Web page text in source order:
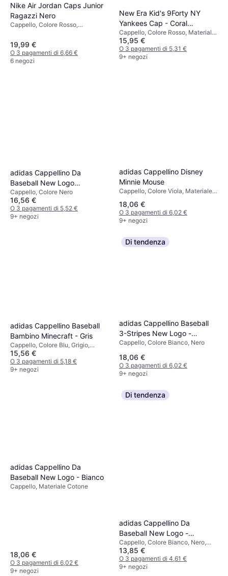
Nike Air Jordan Caps Junior
Ragazzi Nero
Cappello, Colore Rosso,
Materiale Poliestere, Cotone
19,99 €
O 3 pagamenti di 6,66 €
6 negozi
New Era Kid's 9Forty NY
Yankees Cap - Coral
(12380593)
Cappello, Colore Rosso, Materiale
Cotone
15,95 €
O 3 pagamenti di 5,31 €
9+ negozi
adidas Cappellino Da
Baseball New Logo
Embroidered - Nerobianco
Cappello, Colore Nero
16,56 €
O 3 pagamenti di 5,52 €
9+ negozi
adidas Cappellino Disney
Minnie Mouse
Cappello, Colore Viola, Materiale
18,06 €
O 3 pagamenti di 6,02 €
9+ negozi
adidas Cappellino Baseball
Bambino Minecraft - Gris
Cappello, Colore Blu, Grigio,
Materiale Sintetico, Cotone, Tinta
unita
15,56 €
O 3 pagamenti di 5,18 €
9+ negozi
Di tendenza
adidas Cappellino Baseball
3-Stripes New Logo -
Bianco/Nero
Cappello, Colore Bianco, Nero
18,06 €
O 3 pagamenti di 6,02 €
9+ negozi
adidas Cappellino Da
Baseball New Logo - Bianco
Cappello, Materiale Cotone
18,06 €
O 3 pagamenti di 6,02 €
9+ negozi
Di tendenza
adidas Cappellino Da
Baseball New Logo -
Black/White
Cappello, Colore Bianco, Nero,
Materiale Cotone
13,85 €
O 3 pagamenti di 4,61 €
9+ negozi